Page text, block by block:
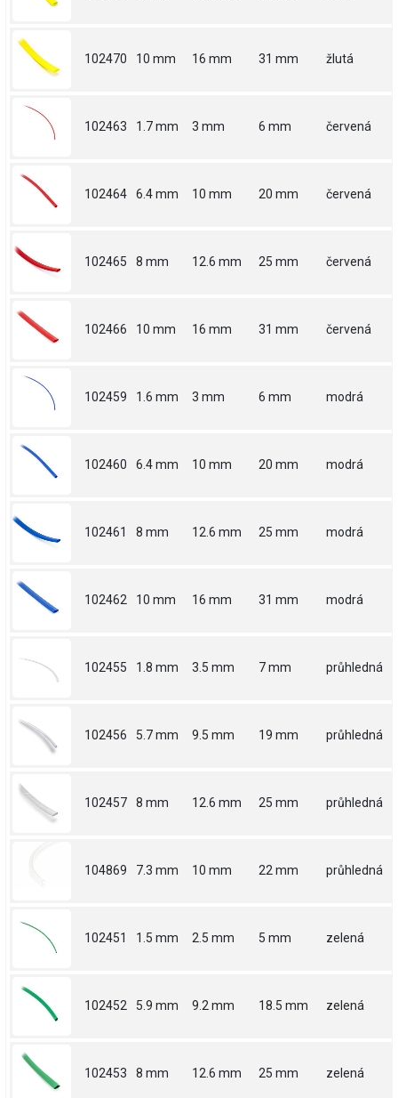
102470 10 mm 16 mm 31 mm žlutá
102463 1.7 mm 3 mm 6 mm červená
102464 6.4 mm 10 mm 20 mm červená
102465 8 mm 12.6 mm 25 mm červená
102466 10 mm 16 mm 31 mm červená
102459 1.6 mm 3 mm 6 mm modrá
102460 6.4 mm 10 mm 20 mm modrá
102461 8 mm 12.6 mm 25 mm modrá
102462 10 mm 16 mm 31 mm modrá
102455 1.8 mm 3.5 mm 7 mm průhledná
102456 5.7 mm 9.5 mm 19 mm průhledná
102457 8 mm 12.6 mm 25 mm průhledná
104869 7.3 mm 10 mm 22 mm průhledná
102451 1.5 mm 2.5 mm 5 mm zelená
102452 5.9 mm 9.2 mm 18.5 mm zelená
102453 8 mm 12.6 mm 25 mm zelená